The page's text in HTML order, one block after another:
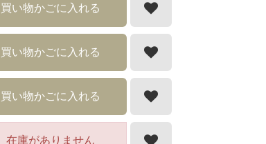
買い物かごに入れる
買い物かごに入れる
買い物かごに入れる
在庫がありません